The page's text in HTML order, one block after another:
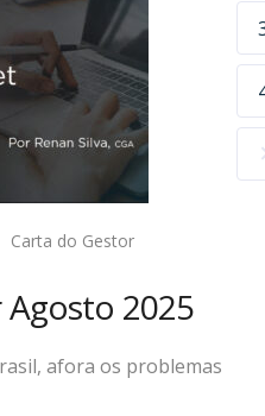
Carta do Gestor
2025
afora os problemas